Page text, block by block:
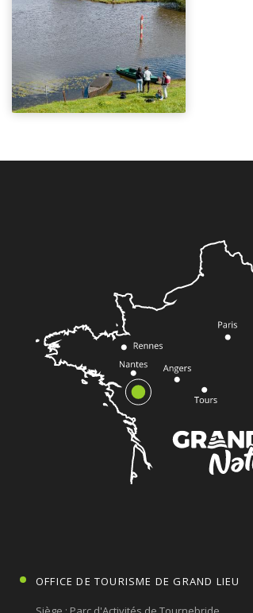
OFFICE DE TOURISME DE GRAND LIEU